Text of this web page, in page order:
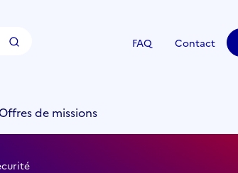
FAQ Contact
de missions